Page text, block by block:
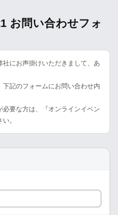
お問い合わせフォ
にお声掛けいただきまして、あ
記のフォームにお問い合わせ内
要な方は、『オンラインイベン
。